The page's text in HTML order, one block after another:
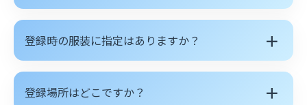
登録時の服装に指定はありますか？ ＋
登録場所はどこですか？ ＋